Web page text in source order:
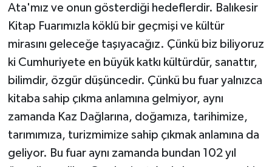
Ata'mız ve onun gösterdiği hedeflerdir. Balıkesir
Kitap Fuarımızla köklü bir geçmişi ve kültür
mirasını geleceğe taşıyacağız. Çünkü biz biliyoruz
ki Cumhuriyete en büyük katkı kültürdür, sanattır,
bilimdir, özgür düşüncedir. Çünkü bu fuar yalnızca
kitaba sahip çıkma anlamına gelmiyor, aynı
zamanda Kaz Dağlarına, doğamıza, tarihimize,
tarımımıza, turizmimize sahip çıkmak anlamına da
geliyor. Bu fuar aynı zamanda bundan 102 yıl